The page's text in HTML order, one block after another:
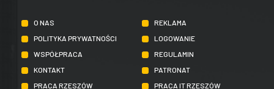
O NAS
REKLAMA
POLITYKA PRYWATNOŚCI
LOGOWANIE
WSPÓŁPRACA
REGULAMIN
KONTAKT
PATRONAT
PRACA RZESZÓW
PRACA IT RZESZÓW